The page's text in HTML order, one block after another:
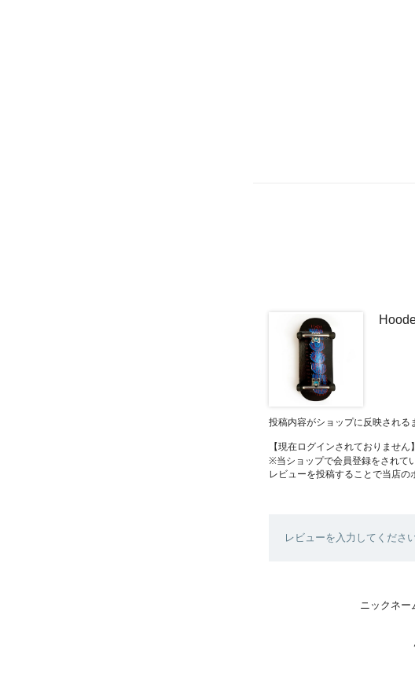
投稿内容がショップに反映される
【現在ログインされておりません】
※当ショップで会員登録をされて
レビューを投稿することで当店の
レビューを入力してください
ニックネー